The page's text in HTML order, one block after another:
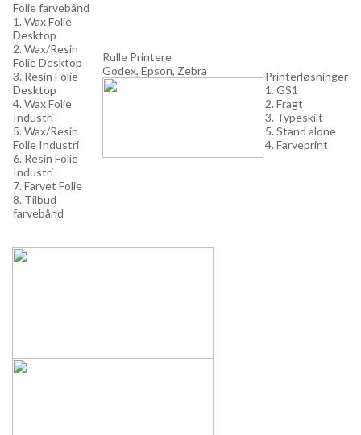
Folie farvebånd
1. Wax Folie
Desktop
2. Wax/Resin
Folie Desktop
3. Resin Folie
Desktop
4. Wax Folie
Industri
5. Wax/Resin
Folie Industri
6. Resin Folie
Industri
7. Farvet Folie
8. Tilbud
farvebånd
Rulle Printere
Godex, Epson, Zebra
Printerløsninger
1. GS1
2. Fragt
3. Typeskilt
5. Stand alone
4. Farveprint